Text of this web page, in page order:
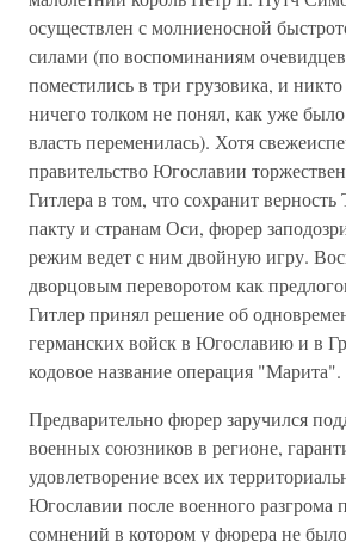
осуществлен с молниеносной
силами (по воспоминаниям
поместились в три грузовика, и
ничего толком не понял, как уже
власть переменилась). Хотя
правительство Югославии
Гитлера в том, что сохранит
пакту и странам Оси, фюрер
режим ведет с ним двойную игру.
дворцовым переворотом как
Гитлер принял решение об
германских войск в Югославию и в
кодовое название операция "Марита".
Предварительно фюрер заручился
военных союзников в регионе,
удовлетворение всех их
Югославии после военного разгрома
сомнений в котором у фюрера не